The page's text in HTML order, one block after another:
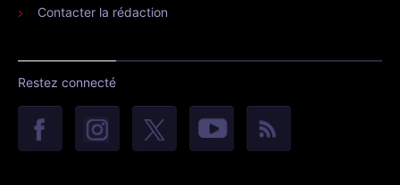
Contacter la rédaction
Restez connecté